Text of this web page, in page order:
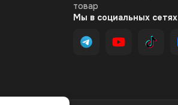
товар
Мы в социальных сетях